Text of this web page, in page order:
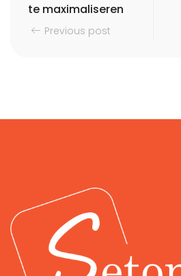
te maximaliseren
Previous post